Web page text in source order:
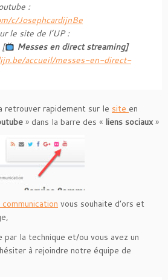
:
c/JosephcardijnBe
le site de l’UP :
[
Messes en direct streaming]
accueil/messes-en-direct-
retrouver rapidement sur le site en
» dans la barre des « liens sociaux»
vous souhaite d’ors et
par la technique et/ou vous avez un
à rejoindre notre équipe de